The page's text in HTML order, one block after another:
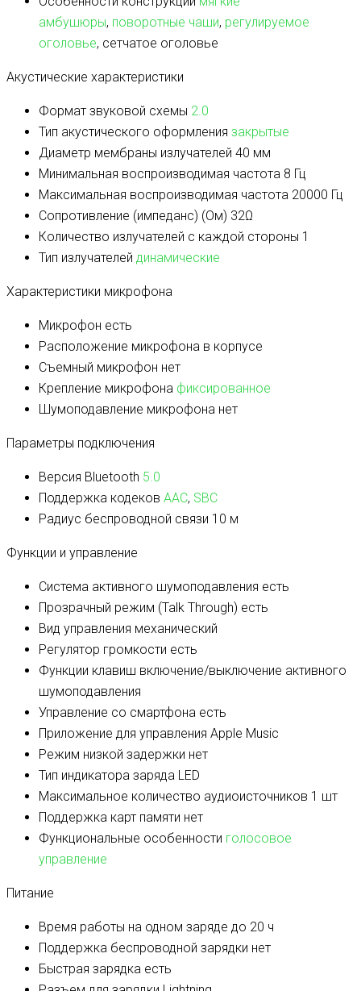
амбушюры, поворотные чаши, регулируемое
оголовье, сетчатое оголовье
Акустические характеристики
Формат звуковой схемы 2.0
Тип акустического оформления закрытые
Диаметр мембраны излучателей 40 мм
Минимальная воспроизводимая частота 8 Гц
Максимальная воспроизводимая частота 20000 Гц
Сопротивление (импеданс) (Ом) 32Ω
Количество излучателей с каждой стороны 1
Тип излучателей динамические
Характеристики микрофона
Микрофон есть
Расположение микрофона в корпусе
Съемный микрофон нет
Крепление микрофона фиксированное
Шумоподавление микрофона нет
Параметры подключения
Версия Bluetooth 5.0
Поддержка кодеков AAC, SBC
Радиус беспроводной связи 10 м
Функции и управление
Система активного шумоподавления есть
Прозрачный режим (Talk Through) есть
Вид управления механический
Регулятор громкости есть
Функции клавиш включение/выключение активного
шумоподавления
Управление со смартфона есть
Приложение для управления Apple Music
Режим низкой задержки нет
Тип индикатора заряда LED
Максимальное количество аудиоисточников 1 шт
Поддержка карт памяти нет
Функциональные особенности голосовое
управление
Питание
Время работы на одном заряде до 20 ч
Поддержка беспроводной зарядки нет
Быстрая зарядка есть